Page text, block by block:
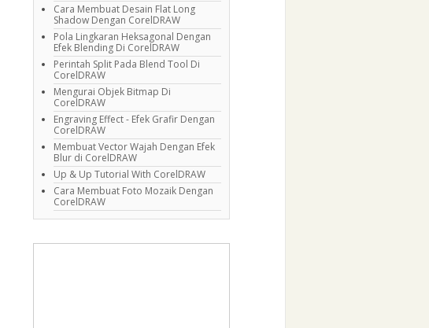
Cara Membuat Desain Flat Long
Shadow Dengan CorelDRAW
Pola Lingkaran Heksagonal Dengan
Efek Blending Di CorelDRAW
Perintah Split Pada Blend Tool Di
CorelDRAW
Mengurai Objek Bitmap Di
CorelDRAW
Engraving Effect - Efek Grafir Dengan
CorelDRAW
Membuat Vector Wajah Dengan Efek
Blur di CorelDRAW
Up & Up Tutorial With CorelDRAW
Cara Membuat Foto Mozaik Dengan
CorelDRAW